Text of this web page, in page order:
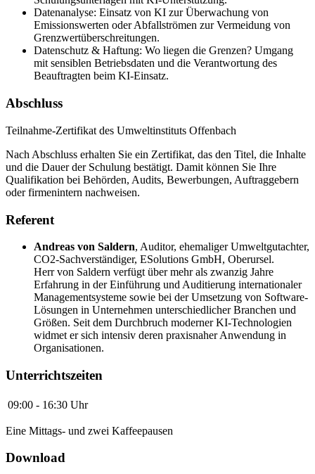
Datenanalyse: Einsatz von KI zur Überwachung von
Emissionswerten oder Abfallströmen zur Vermeidung von
Grenzwertüberschreitungen.
Datenschutz & Haftung: Wo liegen die Grenzen? Umgang
mit sensiblen Betriebsdaten und die Verantwortung des
Beauftragten beim KI-Einsatz.
Abschluss
Teilnahme-Zertifikat des Umweltinstituts Offenbach
Nach Abschluss erhalten Sie ein Zertifikat, das den Titel, die Inhalte
und die Dauer der Schulung bestätigt. Damit können Sie Ihre
Qualifikation bei Behörden, Audits, Bewerbungen, Auftraggebern
oder firmenintern nachweisen.
Referent
Andreas von Saldern, Auditor, ehemaliger Umweltgutachter,
CO2-Sachverständiger, ESolutions GmbH, Oberursel.
Herr von Saldern verfügt über mehr als zwanzig Jahre
Erfahrung in der Einführung und Auditierung internationaler
Managementsysteme sowie bei der Umsetzung von Software-
Lösungen in Unternehmen unterschiedlicher Branchen und
Größen. Seit dem Durchbruch moderner KI-Technologien
widmet er sich intensiv deren praxisnaher Anwendung in
Organisationen.
Unterrichtszeiten
09:00 - 16:30 Uhr
Eine Mittags- und zwei Kaffeepausen
Download